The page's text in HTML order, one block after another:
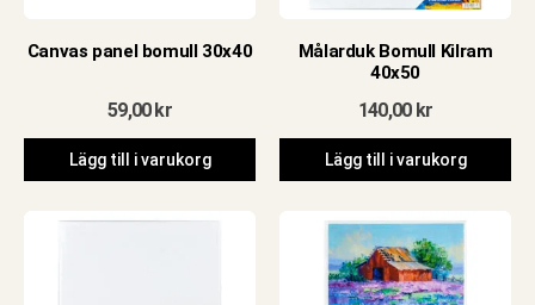
Canvas panel bomull 30x40
59,00kr
Lägg till i varukorg
Målarduk Bomull Kilram
40x50
140,00 kr
Lägg till i varukorg